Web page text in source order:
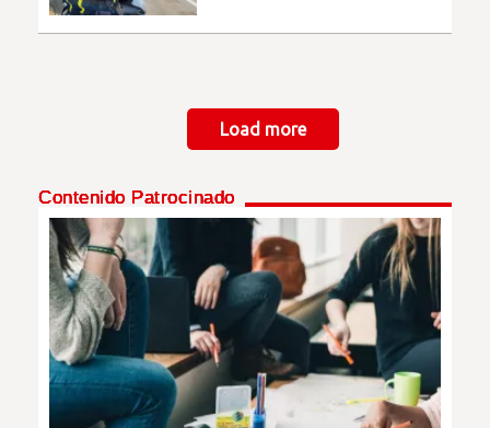
Load more
Contenido Patrocinado